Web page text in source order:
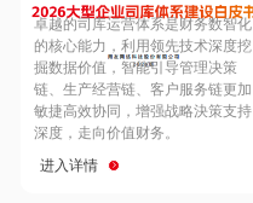
Hungary
Hong Kong
卓越的司库运营体系是财务数智化
的核心能力，利用领先技术深度挖
掘数据价值，智能引导管理决策
链、生产经营链、客户服务链更加
敏捷高效协同，增强战略決策支持
深度，走向价值财务。
进入详情